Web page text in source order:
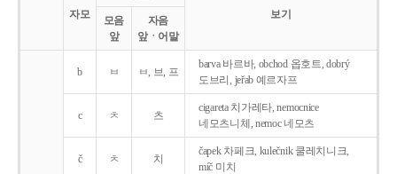
자모
보기
모음
앞
자음
앞ㆍ어말
b ㅂ ㅂ, 브, 프
barva 바르바, obchod 옵호트, dobrý
도브리, jeřab 예르자프
c ㅊ 츠
cigareta 치가레타, nemocnice
네모츠니체, nemoc 네모츠
č ㅊ 치
čapek 차페크, kulečnik 쿨레치니크,
míč 미치